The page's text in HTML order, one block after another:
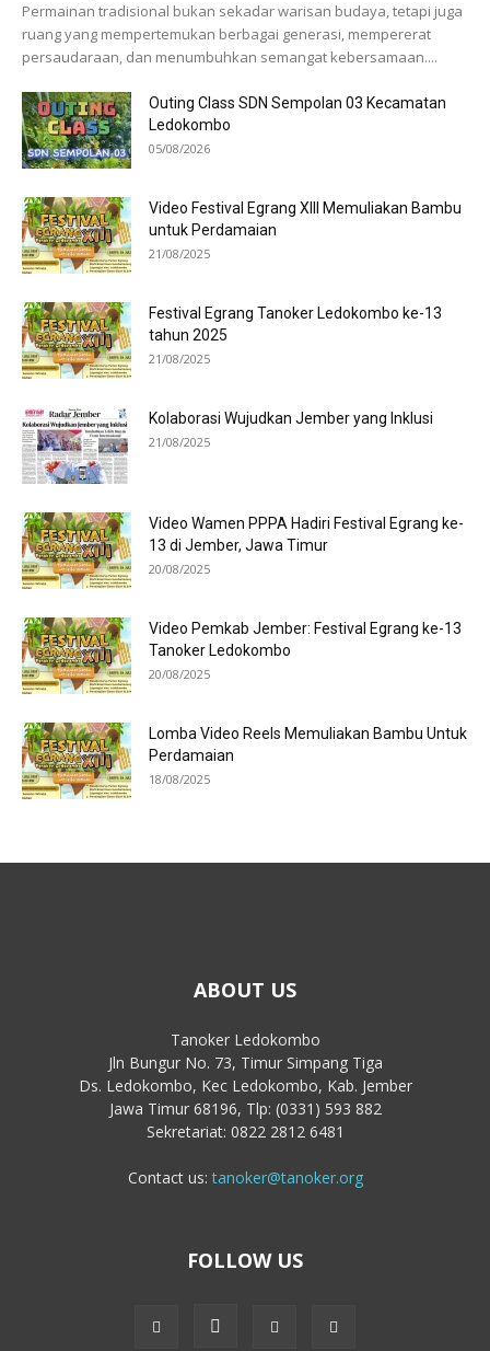
Permainan tradisional bukan sekadar warisan budaya, tetapi juga
ruang yang mempertemukan berbagai generasi, mempererat
persaudaraan, dan menumbuhkan semangat kebersamaan....
Outing Class SDN Sempolan 03 Kecamatan
Ledokombo
05/08/2026
Video Festival Egrang XIII Memuliakan Bambu
untuk Perdamaian
21/08/2025
Festival Egrang Tanoker Ledokombo ke-13
tahun 2025
21/08/2025
Kolaborasi Wujudkan Jember yang Inklusi
21/08/2025
Video Wamen PPPA Hadiri Festival Egrang ke-
13 di Jember, Jawa Timur
20/08/2025
Video Pemkab Jember: Festival Egrang ke-13
Tanoker Ledokombo
20/08/2025
Lomba Video Reels Memuliakan Bambu Untuk
Perdamaian
18/08/2025
ABOUT US
Tanoker Ledokombo
Jln Bungur No. 73, Timur Simpang Tiga
Ds. Ledokombo, Kec Ledokombo, Kab. Jember
Jawa Timur 68196, Tlp: (0331) 593 882
Sekretariat: 0822 2812 6481
Contact us:tanoker@tanoker.org
FOLLOW US